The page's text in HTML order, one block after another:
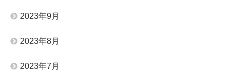
2023年9月
2023年8月
2023年7月